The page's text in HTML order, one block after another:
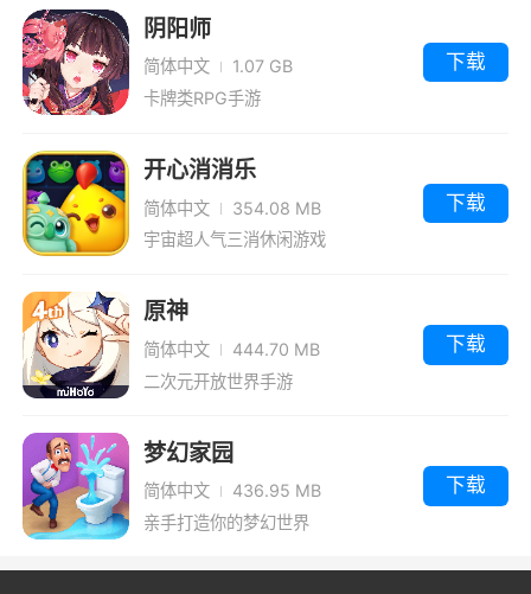
阴阳师
简体中文
1.07 GB
卡牌类RPG手游
下载
开心消消乐
简体中文
354.08 MB
宇宙超人气三消休闲游戏
下载
原神
简体中文
444.70 MB
二次元开放世界手游
下载
梦幻家园
简体中文
436.95 MB
亲手打造你的梦幻世界
下载